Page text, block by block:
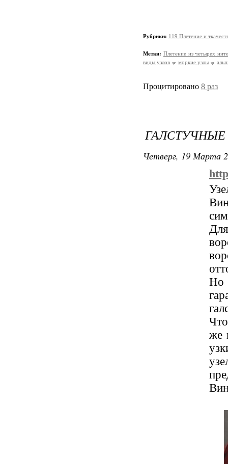
Рубрики: 119 Плетение и
Метки: Плетение из четырех
виды узлов
моркие узлы
Процитировано 8 раз
Четверг, 19 Марта
Но
же